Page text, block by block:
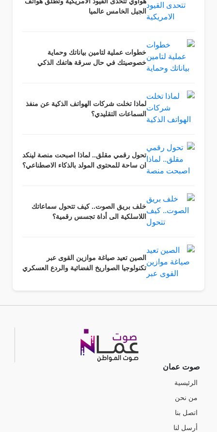
الجيل الخامس عالميا
خطوات عملية لتامين بياناتك وحماية
خصوصيتك في حال سرقة هاتفك الذكي
لماذا تخلت شركات الهواتف الذكية عن منفذ
السماعات التقليدي؟
تحول رقمي مقلق.. لماذا اصبحت منصة لينكد
ان ساحة للمحتوى المولد بالذكاء الاصطناعي؟
خلف بريق الصوت.. كيف تتحول سماعاتك
اللاسلكية الى أداة تجسس رقمية؟
الصين تعيد صياغة موازين القوى عبر
تكنولوجيا الصواريخ الفضائية والردع العسكري
صوت عمان
الرئيسية
من نحن
اتصل بنا
أرسل لنا